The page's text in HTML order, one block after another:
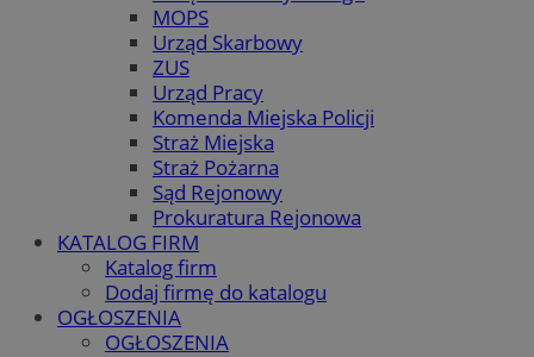
MOPS
Urząd Skarbowy
ZUS
Urząd Pracy
Komenda Miejska Policji
Straż Miejska
Straż Pożarna
Sąd Rejonowy
Prokuratura Rejonowa
KATALOG FIRM
Katalog firm
Dodaj firmę do katalogu
OGŁOSZENIA
OGŁOSZENIA